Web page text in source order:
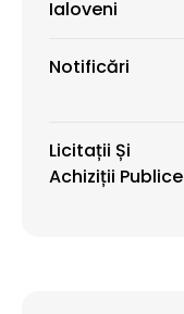
Ialoveni
Notificări
Licitații Și
Achiziții Publice